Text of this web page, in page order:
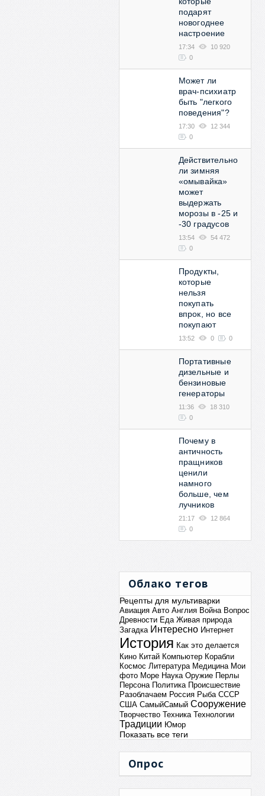
подарят
новогоднее
настроение
17:34
10 920
0
Может ли
врач-психиатр
быть "легкого
поведения"?
17:30
12 344
0
Действительно
ли зимняя
«омывайка»
может
выдержать
морозы в -25 и
-30 градусов
13:54
54 472
0
Продукты,
которые
нельзя
покупать
впрок, но все
покупают
13:52 0 0
Портативные
дизельные и
бензиновые
генераторы
11:36
18 310
0
Почему в
античность
пращников
ценили
намного
больше, чем
лучников
21:17
12 864
0
Облако тегов
Рецепты для мультиварки
Авиация Авто Англия Война Вопрос
Древности Еда Живая природа
Загадка Интересно Интернет
История Как это делается
Кино Китай Компьютер Корабли
Космос Литература Медицина Мои
фото Море Наука Оружие Перлы
Персона Политика Происшествие
Разоблачаем Россия Рыба СССР
США СамыйСамый Сооружение
Творчество Техника Технологии
Традиции Юмор
Показать все теги
Опрос